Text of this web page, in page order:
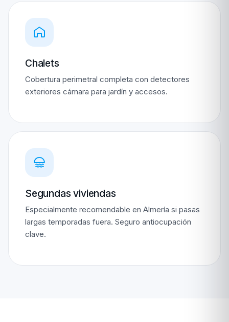
Chalets
Cobertura perimetral completa con detectores
exteriores cámara para jardín y accesos.
Segundas viviendas
Especialmente recomendable en Almería si pasas
largas temporadas fuera. Seguro antiocupación
clave.